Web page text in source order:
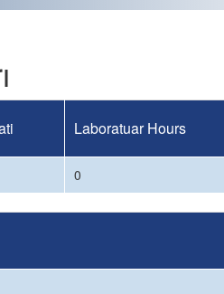
Laboratuar Hours
0